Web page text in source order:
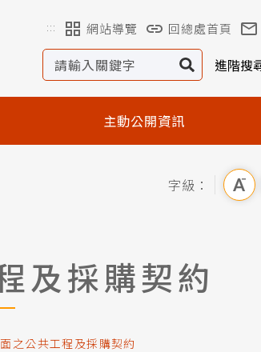
::: 網站導覽 回總處首頁
進階搜
主動公開資訊
字級：
及採購契約
之公共工程及採購契約